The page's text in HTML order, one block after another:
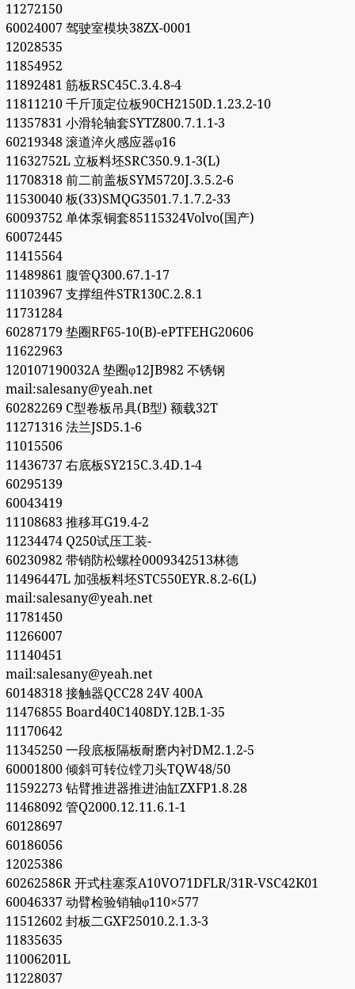
11272150
60024007 驾驶室模块38ZX-0001
12028535
11854952
11892481 筋板RSC45C.3.4.8-4
11811210 千斤顶定位板90CH2150D.1.23.2-10
11357831 小滑轮轴套SYTZ800.7.1.1-3
60219348 滚道淬火感应器φ16
11632752L 立板料坯SRC350.9.1-3(L)
11708318 前二前盖板SYM5720J.3.5.2-6
11530040 板(33)SMQG3501.7.1.7.2-33
60093752 单体泵铜套85115324Volvo(国产)
60072445
11415564
11489861 腹管Q300.67.1-17
11103967 支撑组件STR130C.2.8.1
11731284
60287179 垫圈RF65-10(B)-ePTFEHG20606
11622963
120107190032A 垫圈φ12JB982 不锈钢
mail:salesany@yeah.net
60282269 C型卷板吊具(B型) 额载32T
11271316 法兰JSD5.1-6
11015506
11436737 右底板SY215C.3.4D.1-4
60295139
60043419
11108683 推移耳G19.4-2
11234474 Q250试压工装-
60230982 带销防松螺栓0009342513林德
11496447L 加强板料坯STC550EYR.8.2-6(L)
mail:salesany@yeah.net
11781450
11266007
11140451
mail:salesany@yeah.net
60148318 接触器QCC28 24V 400A
11476855 Board40C1408DY.12B.1-35
11170642
11345250 一段底板隔板耐磨内衬DM2.1.2-5
60001800 倾斜可转位镗刀头TQW48/50
11592273 钻臂推进器推进油缸ZXFP1.8.28
11468092 管Q2000.12.11.6.1-1
60128697
60186056
12025386
60262586R 开式柱塞泵A10VO71DFLR/31R-VSC42K01
60046337 动臂检验销轴φ110×577
11512602 封板二GXF25010.2.1.3-3
11835635
11006201L
11228037